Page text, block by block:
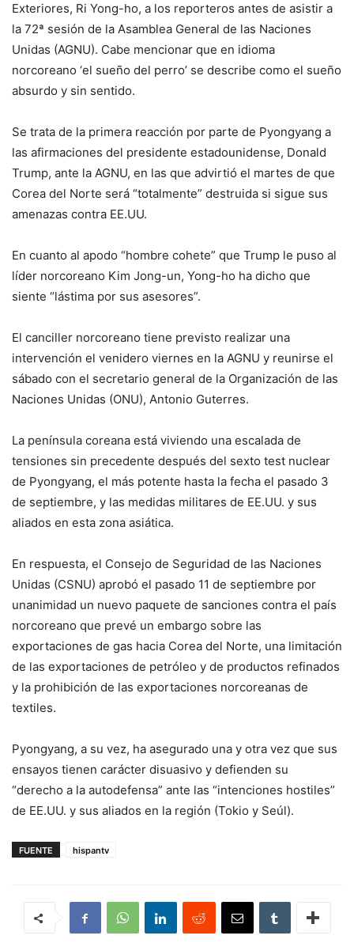
Exteriores, Ri Yong-ho, a los reporteros antes de asistir a
la 72ª sesión de la Asamblea General de las Naciones
Unidas (AGNU). Cabe mencionar que en idioma
norcoreano ‘el sueño del perro’ se describe como el sueño
absurdo y sin sentido.
Se trata de la primera reacción por parte de Pyongyang a
las afirmaciones del presidente estadounidense, Donald
Trump, ante la AGNU, en las que advirtió el martes de que
Corea del Norte será “totalmente” destruida si sigue sus
amenazas contra EE.UU.
En cuanto al apodo “hombre cohete” que Trump le puso al
líder norcoreano Kim Jong-un, Yong-ho ha dicho que
siente “lástima por sus asesores”.
El canciller norcoreano tiene previsto realizar una
intervención el venidero viernes en la AGNU y reunirse el
sábado con el secretario general de la Organización de las
Naciones Unidas (ONU), Antonio Guterres.
La península coreana está viviendo una escalada de
tensiones sin precedente después del sexto test nuclear
de Pyongyang, el más potente hasta la fecha el pasado 3
de septiembre, y las medidas militares de EE.UU. y sus
aliados en esta zona asiática.
En respuesta, el Consejo de Seguridad de las Naciones
Unidas (CSNU) aprobó el pasado 11 de septiembre por
unanimidad un nuevo paquete de sanciones contra el país
norcoreano que prevé un embargo sobre las
exportaciones de gas hacia Corea del Norte, una limitación
de las exportaciones de petróleo y de productos refinados
y la prohibición de las exportaciones norcoreanas de
textiles.
Pyongyang, a su vez, ha asegurado una y otra vez que sus
ensayos tienen carácter disuasivo y defienden su
“derecho a la autodefensa” ante las “intenciones hostiles”
de EE.UU. y sus aliados en la región (Tokio y Seúl).
FUENTE hispantv